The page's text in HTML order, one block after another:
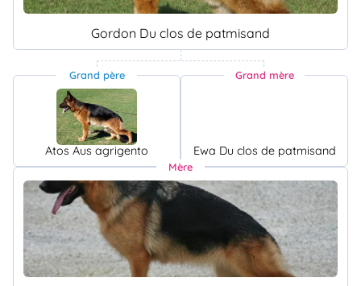
Gordon Du clos de patmisand
Grand père
Atos Aus agrigento
Grand mère
Ewa Du clos de patmisand
Mère